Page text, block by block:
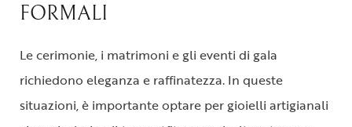
FORMALI
Le cerimonie, i matrimoni e gli eventi di gala
richiedono eleganza e raffinatezza. In queste
situazioni, è importante optare per gioielli artigianali